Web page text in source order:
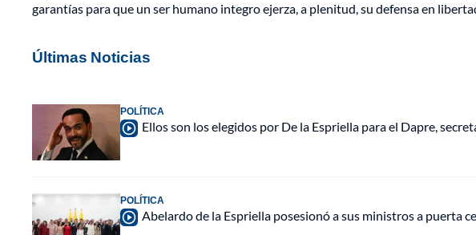
garantías para que un ser humano integro ejerza, a plenitud, su defensa en
Últimas Noticias
POLÍTICA
Ellos son los elegidos por De la Espriella para el Dapre,
POLÍTICA
Abelardo de la Espriella posesionó a sus ministros a puerta